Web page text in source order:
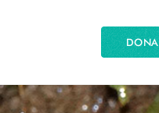
DONA